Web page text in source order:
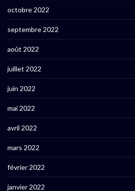
octobre 2022
septembre 2022
août 2022
juillet 2022
juin 2022
mai 2022
avril 2022
mars 2022
février 2022
janvier 2022